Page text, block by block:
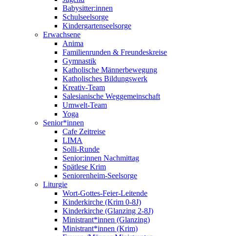
Babysitter:innen
Schulseelsorge
Kindergartenseelsorge
Erwachsene
Anima
Familienrunden & Freundeskreise
Gymnastik
Katholische Männerbewegung
Katholisches Bildungswerk
Kreativ-Team
Salesianische Weggemeinschaft
Umwelt-Team
Yoga
Senior*innen
Cafe Zeitreise
LIMA
Solli-Runde
Senior:innen Nachmittag
Spätlese Krim
Seniorenheim-Seelsorge
Liturgie
Wort-Gottes-Feier-Leitende
Kinderkirche (Krim 0-8J)
Kinderkirche (Glanzing 2-8J)
Ministrant*innen (Glanzing)
Ministrant*innen (Krim)